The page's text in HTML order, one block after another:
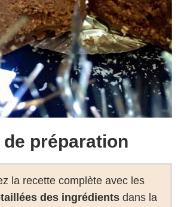
de préparation
la recette complète avec les
des ingrédients dans la